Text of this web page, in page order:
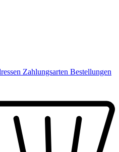
Zahlungsarten Bestellungen